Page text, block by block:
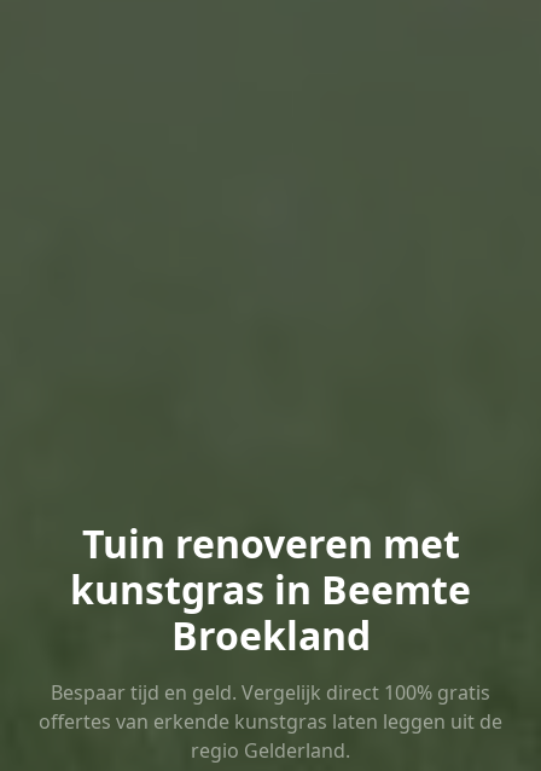
Tuin renoveren met
kunstgras in Beemte
Broekland
Bespaar tijd en geld. Vergelijk direct 100% gratis
offertes van erkende kunstgras laten leggen uit de
regio Gelderland.